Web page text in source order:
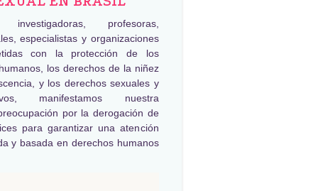
investigadoras, profesoras,
especialistas y organizaciones
con la protección de los
los derechos de la niñez
y los derechos sexuales y
manifestamos nuestra
por la derogación de
para garantizar una atención
y basada en derechos humanos